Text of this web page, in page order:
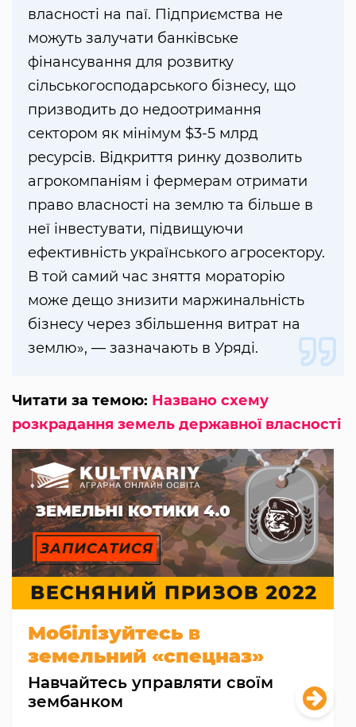
власності на паї. Підприємства не
можуть залучати банківське
фінансування для розвитку
сільськогосподарського бізнесу, що
призводить до недоотримання
сектором як мінімум $3-5 млрд
ресурсів. Відкриття ринку дозволить
агрокомпаніям і фермерам отримати
право власності на землю та більше в
неї інвестувати, підвищуючи
ефективність українського агросектору.
В той самий час зняття мораторію
може дещо знизити маржинальність
бізнесу через збільшення витрат на
землю», — зазначають в Уряді.
Читати за темою: Названо схему
розкрадання земель державної власності
Мобілізуйтесь в
земельний «спецназ»
Навчайтесь управляти своїм
зембанком